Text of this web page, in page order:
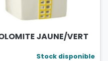
JAUNE/VERT
Stock disponible